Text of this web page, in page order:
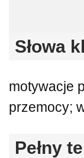
Słowa
motywacje
przemocy;
Pełny